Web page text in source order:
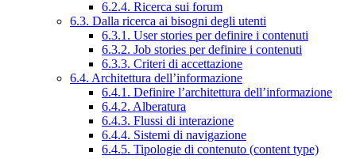
6.2.4. Ricerca sui forum
6.3. Dalla ricerca ai bisogni degli utenti
6.3.1. User stories per definire i contenuti
6.3.2. Job stories per definire i contenuti
6.3.3. Criteri di accettazione
6.4. Architettura dell’informazione
6.4.1. Definire l’architettura dell’informazione
6.4.2. Alberatura
6.4.3. Flussi di interazione
6.4.4. Sistemi di navigazione
6.4.5. Tipologie di contenuto (content type)